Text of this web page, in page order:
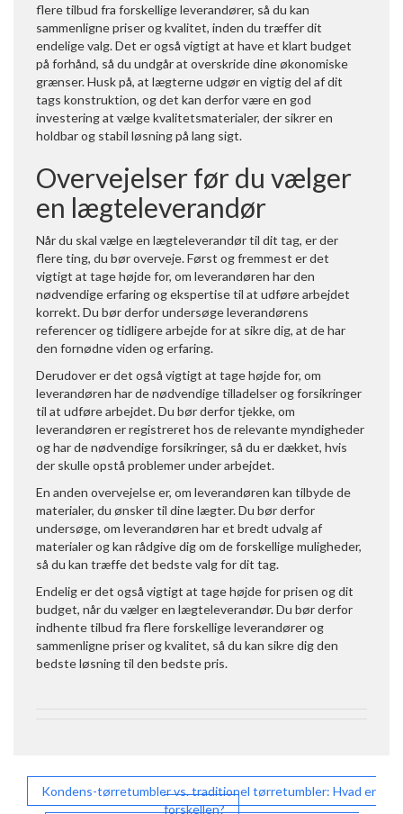
flere tilbud fra forskellige leverandører, så du kan
sammenligne priser og kvalitet, inden du træffer dit
endelige valg. Det er også vigtigt at have et klart budget
på forhånd, så du undgår at overskride dine økonomiske
grænser. Husk på, at lægterne udgør en vigtig del af dit
tags konstruktion, og det kan derfor være en god
investering at vælge kvalitetsmaterialer, der sikrer en
holdbar og stabil løsning på lang sigt.
Overvejelser før du vælger
en lægteleverandør
Når du skal vælge en lægteleverandør til dit tag, er der
flere ting, du bør overveje. Først og fremmest er det
vigtigt at tage højde for, om leverandøren har den
nødvendige erfaring og ekspertise til at udføre arbejdet
korrekt. Du bør derfor undersøge leverandørens
referencer og tidligere arbejde for at sikre dig, at de har
den fornødne viden og erfaring.
Derudover er det også vigtigt at tage højde for, om
leverandøren har de nødvendige tilladelser og forsikringer
til at udføre arbejdet. Du bør derfor tjekke, om
leverandøren er registreret hos de relevante myndigheder
og har de nødvendige forsikringer, så du er dækket, hvis
der skulle opstå problemer under arbejdet.
En anden overvejelse er, om leverandøren kan tilbyde de
materialer, du ønsker til dine lægter. Du bør derfor
undersøge, om leverandøren har et bredt udvalg af
materialer og kan rådgive dig om de forskellige muligheder,
så du kan træffe det bedste valg for dit tag.
Endelig er det også vigtigt at tage højde for prisen og dit
budget, når du vælger en lægteleverandør. Du bør derfor
indhente tilbud fra flere forskellige leverandører og
sammenligne priser og kvalitet, så du kan sikre dig den
bedste løsning til den bedste pris.
Indlægsnavigation
Kondens-tørretumbler vs. traditionel tørretumbler: Hvad er
forskellen?